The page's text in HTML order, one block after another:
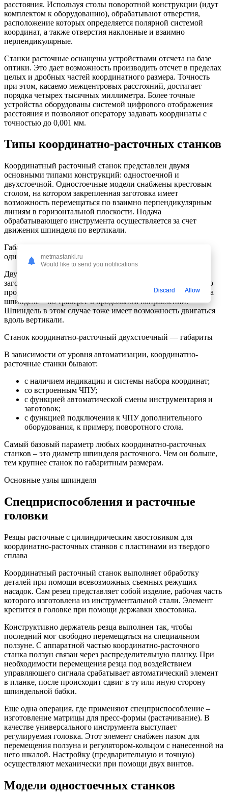
расстояния. Используя столы поворотной конструкции (идут
комплектом к оборудованию), обрабатывают отверстия,
расположение которых определяется полярной системой
координат, а также отверстия наклонные и взаимно
перпендикулярные.
Станки расточные оснащены устройствами отсчета на базе
оптики. Это дает возможность производить отсчет в пределах
целых и дробных частей координатного размера. Точность
при этом, касаемо межцентровых расстояний, достигает
порядка четырех тысячных миллиметра. Более точные
устройства оборудованы системой цифрового отображения
расстояния и позволяют оператору задавать координаты с
точностью до 0,001 мм.
Типы координатно-расточных станков
Координатный расточный станок представлен двумя
основными типами конструкций: одностоечной и
двухстоечной. Одностоечные модели снабжены крестовым
столом, на котором закрепленная заготовка имеет
возможность перемещаться по взаимно перпендикулярным
линиям в горизонтальной плоскости. Подача
обрабатывающего инструмента осуществляется за счет
движения шпинделя по вертикали.
Габарит рабочего пространства координатно-расточного
одностоечного станка
Двухстоечные станки также имеют стол для крепления
заготовок. В этой модели стол перемещается на салазках по
продольной линии между стойками, а расточная головка на
шпинделе – по траверсе в продольном направлении.
Шпиндель в этом случае тоже имеет возможность двигаться
вдоль вертикали.
Станок координатно-расточный двухстоечный — габариты
В зависимости от уровня автоматизации, координатно-
расточные станки бывают:
с наличием индикации и системы набора координат;
со встроенным ЧПУ;
с функцией автоматической смены инструментария и
заготовок;
с функцией подключения к ЧПУ дополнительного
оборудования, к примеру, поворотного стола.
Самый базовый параметр любых координатно-расточных
станков – это диаметр шпинделя расточного. Чем он больше,
тем крупнее станок по габаритным размерам.
Основные узлы шпинделя
Спецприспособления и расточные
головки
Резцы расточные с цилиндрическим хвостовиком для
координатно-расточных станков с пластинами из твердого
сплава
Координатный расточный станок выполняет обработку
деталей при помощи всевозможных съемных режущих
насадок. Сам резец представляет собой изделие, рабочая часть
которого изготовлена из инструментальной стали. Элемент
крепится в головке при помощи державки хвостовика.
Конструктивно держатель резца выполнен так, чтобы
последний мог свободно перемещаться на специальном
ползуне. С аппаратной частью координатно-расточного
станка ползун связан через распределительную планку. При
необходимости перемещения резца под воздействием
управляющего сигнала срабатывает автоматический элемент
в планке, после происходит сдвиг в ту или иную сторону
шпиндельной бабки.
Еще одна операция, где применяют спецприспособление –
изготовление матрицы для пресс-формы (растачивание). В
качестве универсального инструмента выступает
регулируемая головка. Этот элемент снабжен пазом для
перемещения ползуна и регулятором-кольцом с нанесенной на
него шкалой. Настройку (предварительную и точную)
осуществляют механически при помощи двух винтов.
Модели одностоечных станков
metmastanki.ru
Would like to send you notifications
Discard Allow